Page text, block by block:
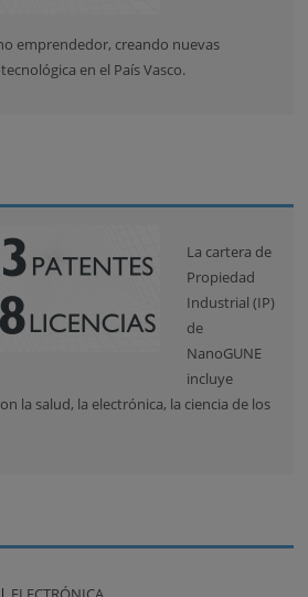
emprendedor, creando nuevas
en el País Vasco.
La cartera de
Propiedad
Industrial (IP)
de
NanoGUNE
incluye
la salud, la electrónica, la ciencia de los